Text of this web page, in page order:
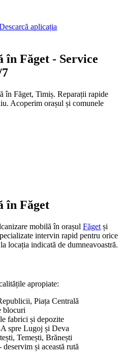
aplicația
Făget - Service
în Făget, Timiș. Reparații rapide
Acoperim orașul și comunele
în Făget
mobilă în orașul Făget și
intervin rapid pentru orice
locația indicată de dumneavoastră.
apropiate:
Piața Centrală
blocuri
fabrici și depozite
spre Lugoj și Deva
Temești, Brănești
deservim și această rută